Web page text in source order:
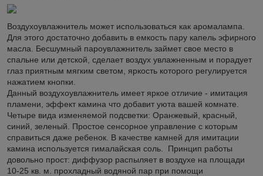
Воздухоувлажнитель может использоваться как аромалампа.
Для этого достаточно добавить в емкость пару капель эфирного
масла. Бесшумный пароувлажнитель займет свое место в
спальне или детской, сделает воздух увлажненным и порадует
глаз приятным мягким светом, яркость которого регулируется
нажатием кнопки.
Данный воздухоувлажнитель имеет яркое отличие - имитация
пламени, эффект камина что добавит уюта вашей комнате.
Четыре вида изменяемой подсветки: Оранжевый, красный,
синий, зеленый. Простое сенсорное управление с которым
справиться даже ребенок. В качестве камней для имитации
камина используется гималайская соль. Принцип работы
довольно прост: диффузор распыляет в воздухе на площади
10-25 кв. м. прохладный водяной пар при помощи